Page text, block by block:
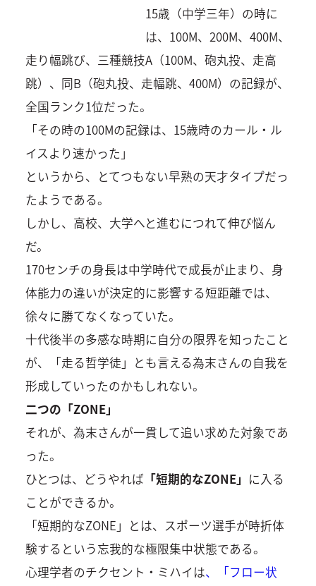
15歳（中学三年）の時に
は、100M、200M、400M、
走り幅跳び、三種競技A（100M、砲丸投、走高
跳）、同B（砲丸投、走幅跳、400M）の記録が、
全国ランク1位だった。
「その時の100Mの記録は、15歳時のカール・ル
イスより速かった」
というから、とてつもない早熟の天才タイプだっ
たようである。
しかし、高校、大学へと進むにつれて伸び悩ん
だ。
170センチの身長は中学時代で成長が止まり、身
体能力の違いが決定的に影響する短距離では、
徐々に勝てなくなっていた。
十代後半の多感な時期に自分の限界を知ったこと
が、「走る哲学徒」とも言える為末さんの自我を
形成していったのかもしれない。
二つの「ZONE」
それが、為末さんが一貫して追い求めた対象であ
った。
ひとつは、どうやれば 「短期的なZONE」 に入る
ことができるか。
「短期的なZONE」とは、スポーツ選手が時折体
験するという忘我的な極限集中状態である。
心理学者のチクセント・ミハイは、「フロー状